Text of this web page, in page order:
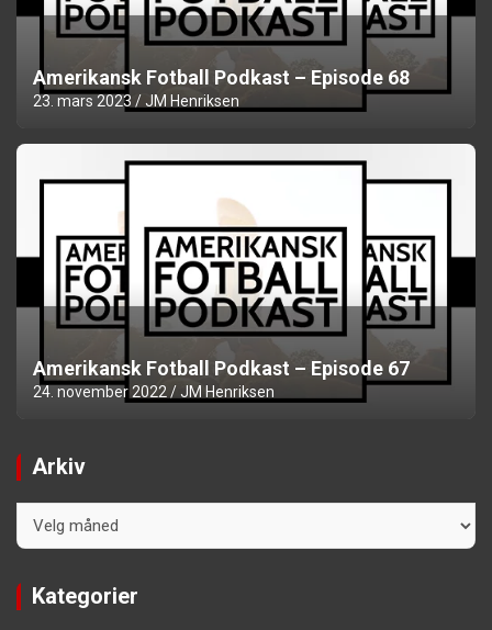
Amerikansk Fotball Podkast – Episode 68
23. mars 2023 JM Henriksen
Amerikansk Fotball Podkast – Episode 67
24. november 2022 JM Henriksen
Arkiv
Kategorier